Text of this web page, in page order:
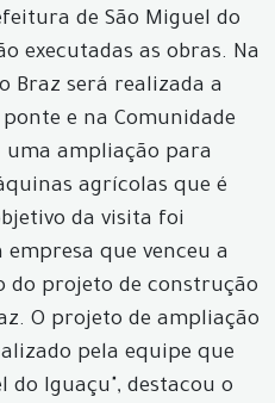
de São Miguel do
executadas as obras. Na
Braz será realizada a
e na Comunidade
uma ampliação para
agrícolas que é
da visita foi
que venceu a
do projeto de construção
O projeto de ampliação
pela equipe que
do Iguaçu", destacou o